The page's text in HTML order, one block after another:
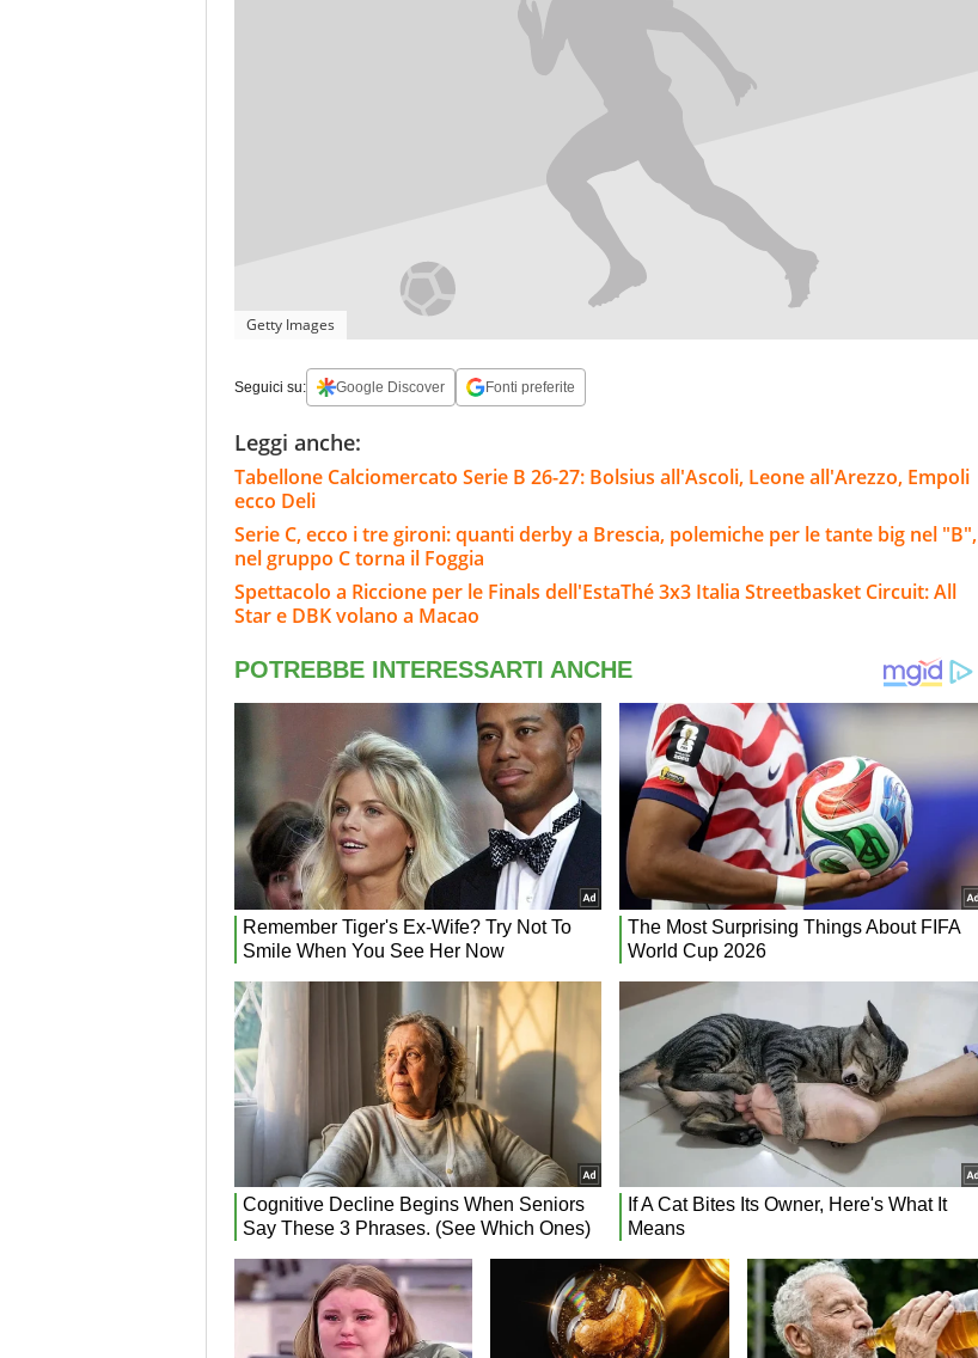
Getty Images
Seguici su: Google Discover Fonti preferite
Leggi anche:
Tabellone Calciomercato Serie B 26-27: Bolsius all'Ascoli, Leone all'Arezzo, Empoli
ecco Deli
Serie C, ecco i tre gironi: quanti derby a Brescia, polemiche per le tante big nel "B",
nel gruppo C torna il Foggia
Spettacolo a Riccione per le Finals dell'EstaThé 3x3 Italia Streetbasket Circuit: All
Star e DBK volano a Macao